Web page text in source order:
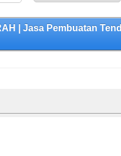
| Jasa Pembuatan